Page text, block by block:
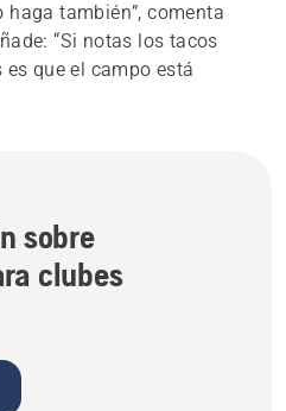
también”, comenta
“Si notas los tacos
que el campo está
sobre
clubes